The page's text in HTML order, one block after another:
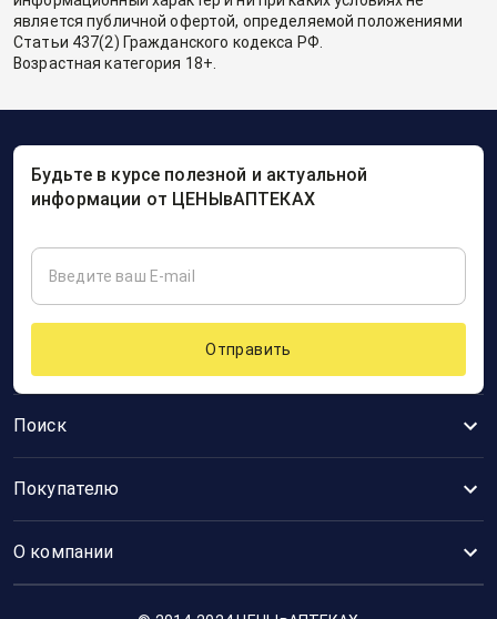
является публичной офертой, определяемой положениями
Статьи 437(2) Гражданского кодекса РФ.
Возрастная категория 18+.
Поиск
Покупателю
О компании
Будьте в курсе полезной и актуальной
информации от ЦЕНЫвАПТЕКАХ
Отправить